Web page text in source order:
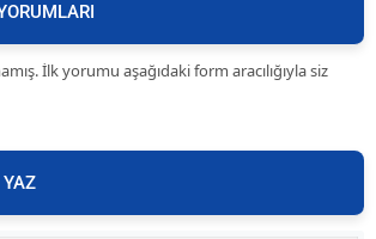
İlk yorumu aşağıdaki form aracılığıyla siz
YAZ